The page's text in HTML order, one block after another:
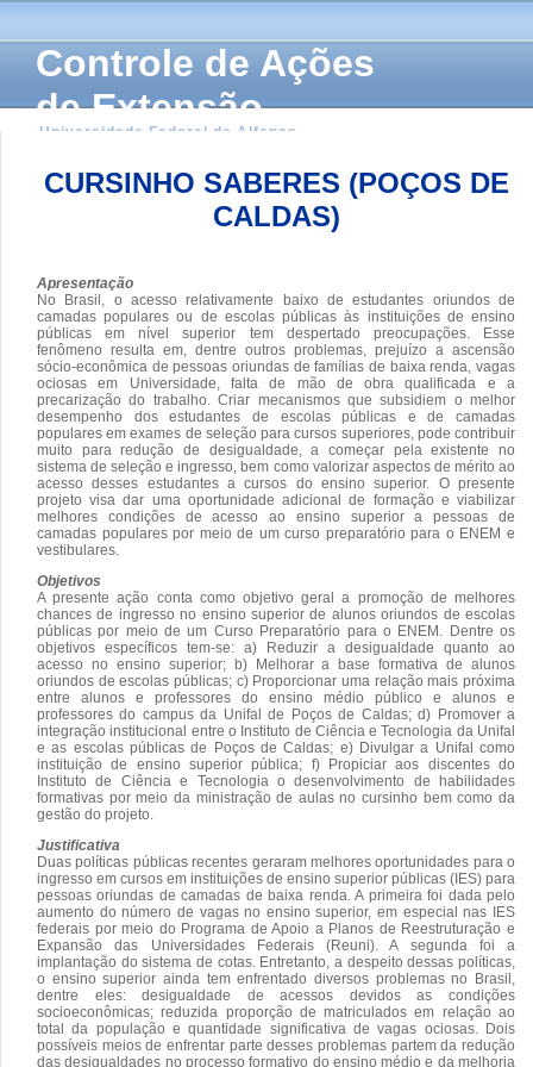
Controle de Ações
de Extensão
Universidade Federal de Alfenas
CURSINHO SABERES (POÇOS DE
CALDAS)
Apresentação
No Brasil, o acesso relativamente baixo de estudantes oriundos de
camadas populares ou de escolas públicas às instituições de ensino
públicas em nível superior tem despertado preocupações. Esse
fenômeno resulta em, dentre outros problemas, prejuízo a ascensão
sócio-econômica de pessoas oriundas de famílias de baixa renda, vagas
ociosas em Universidade, falta de mão de obra qualificada e a
precarização do trabalho. Criar mecanismos que subsidiem o melhor
desempenho dos estudantes de escolas públicas e de camadas
populares em exames de seleção para cursos superiores, pode contribuir
muito para redução de desigualdade, a começar pela existente no
sistema de seleção e ingresso, bem como valorizar aspectos de mérito ao
acesso desses estudantes a cursos do ensino superior. O presente
projeto visa dar uma oportunidade adicional de formação e viabilizar
melhores condições de acesso ao ensino superior a pessoas de
camadas populares por meio de um curso preparatório para o ENEM e
vestibulares.
Objetivos
A presente ação conta como objetivo geral a promoção de melhores
chances de ingresso no ensino superior de alunos oriundos de escolas
públicas por meio de um Curso Preparatório para o ENEM. Dentre os
objetivos específicos tem-se: a) Reduzir a desigualdade quanto ao
acesso no ensino superior; b) Melhorar a base formativa de alunos
oriundos de escolas públicas; c) Proporcionar uma relação mais próxima
entre alunos e professores do ensino médio público e alunos e
professores do campus da Unifal de Poços de Caldas; d) Promover a
integração institucional entre o Instituto de Ciência e Tecnologia da Unifal
e as escolas públicas de Poços de Caldas; e) Divulgar a Unifal como
instituição de ensino superior pública; f) Propiciar aos discentes do
Instituto de Ciência e Tecnologia o desenvolvimento de habilidades
formativas por meio da ministração de aulas no cursinho bem como da
gestão do projeto.
Justificativa
Duas políticas públicas recentes geraram melhores oportunidades para o
ingresso em cursos em instituições de ensino superior públicas (IES) para
pessoas oriundas de camadas de baixa renda. A primeira foi dada pelo
aumento do número de vagas no ensino superior, em especial nas IES
federais por meio do Programa de Apoio a Planos de Reestruturação e
Expansão das Universidades Federais (Reuni). A segunda foi a
implantação do sistema de cotas. Entretanto, a despeito dessas políticas,
o ensino superior ainda tem enfrentado diversos problemas no Brasil,
dentre eles: desigualdade de acessos devidos as condições
socioeconômicas; reduzida proporção de matriculados em relação ao
total da população e quantidade significativa de vagas ociosas. Dois
possíveis meios de enfrentar parte desses problemas partem da redução
das desigualdades no processo formativo do ensino médio e da melhoria